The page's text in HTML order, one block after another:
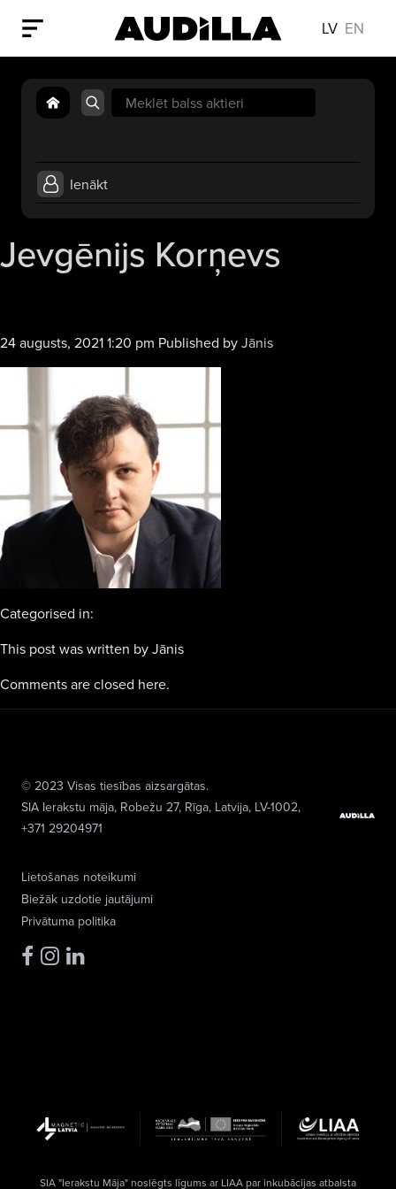
LV EN
Search
for:
Ienākt
Jevgēnijs Korņevs
24 augusts, 2021 1:20 pm Published byJānis
Categorised in:
This post was written by Jānis
Comments are closed here.
Lietošanas noteikumi
Biežāk uzdotie jautājumi
Privātuma politika
© 2023 Visas tiesības aizsargātas.
SIA Ierakstu māja, Robežu 27, Rīga, Latvija, LV-1002,
+371 29204971
SIA "Ierakstu Māja" noslēgts līgums ar LIAA par inkubācijas atbalsta